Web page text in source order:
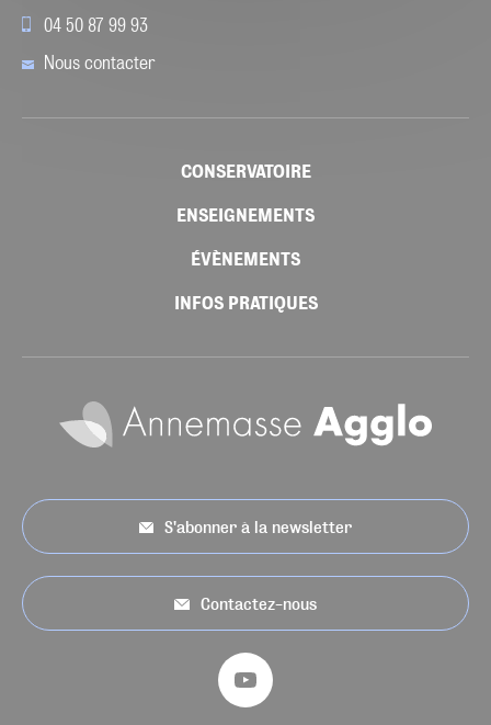
04 50 87 99 93
Nous contacter
CONSERVATOIRE
ENSEIGNEMENTS
ÉVÈNEMENTS
INFOS PRATIQUES
S'abonner à la newsletter
Contactez-nous